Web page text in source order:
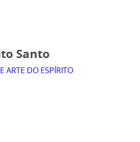
Santo
ARTE DO ESPÍRITO